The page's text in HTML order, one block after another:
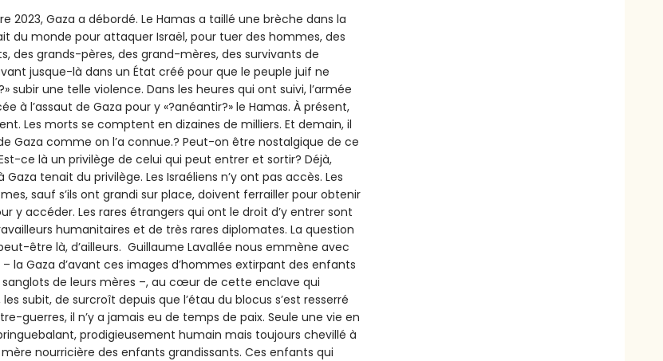
2023, Gaza a débordé. Le Hamas a taillé une brèche dans la
du monde pour attaquer Israël, pour tuer des hommes, des
des grands-pères, des grand-mères, des survivants de
jusque-là dans un État créé pour que le peuple juif ne
subir une telle violence. Dans les heures qui ont suivi, l’armée
à l’assaut de Gaza pour y «?anéantir?» le Hamas. À présent,
Les morts se comptent en dizaines de milliers. Et demain, il
Gaza comme on l’a connue.? Peut-on être nostalgique de ce
ce là un privilège de celui qui peut entrer et sortir? Déjà,
tenait du privilège. Les Israéliens n’y ont pas accès. Les
sauf s’ils ont grandi sur place, doivent ferrailler pour obtenir
y accéder. Les rares étrangers qui ont le droit d’y entrer sont
humanitaires et de très rares diplomates. La question
être là, d’ailleurs. Guillaume Lavallée nous emmène avec
la Gaza d’avant ces images d’hommes extirpant des enfants
sanglots de leurs mères –, au cœur de cette enclave qui
subit, de surcroît depuis que l’étau du blocus s’est resserré
guerres, il n’y a jamais eu de temps de paix. Seule une vie en
prodigieusement humain mais toujours chevillé à
nourricière des enfants grandissants. Ces enfants qui